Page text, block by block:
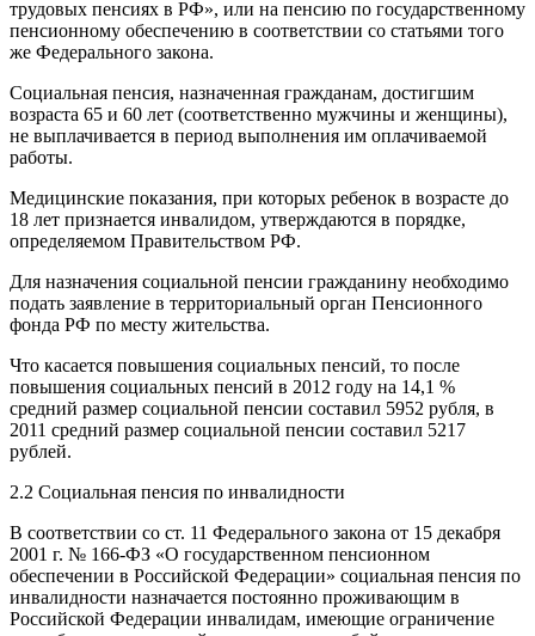
трудовых пенсиях в РФ», или на пенсию по государственному
пенсионному обеспечению в соответствии со статьями того
же Федерального закона.
Социальная пенсия, назначенная гражданам, достигшим
возраста 65 и 60 лет (соответственно мужчины и женщины),
не выплачивается в период выполнения им оплачиваемой
работы.
Медицинские показания, при которых ребенок в возрасте до
18 лет признается инвалидом, утверждаются в порядке,
определяемом Правительством РФ.
Для назначения социальной пенсии гражданину необходимо
подать заявление в территориальный орган Пенсионного
фонда РФ по месту жительства.
Что касается повышения социальных пенсий, то после
повышения социальных пенсий в 2012 году на 14,1 %
средний размер социальной пенсии составил 5952 рубля, в
2011 средний размер социальной пенсии составил 5217
рублей.
2.2 Социальная пенсия по инвалидности
В соответствии со ст. 11 Федерального закона от 15 декабря
2001 г. № 166-ФЗ «О государственном пенсионном
обеспечении в Российской Федерации» социальная пенсия по
инвалидности назначается постоянно проживающим в
Российской Федерации инвалидам, имеющие ограничение